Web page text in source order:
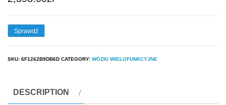
Sprawdź
SKU: 6F1262B9DB6D CATEGORY: WÓZKI WIELOFUNKCYJNE
DESCRIPTION